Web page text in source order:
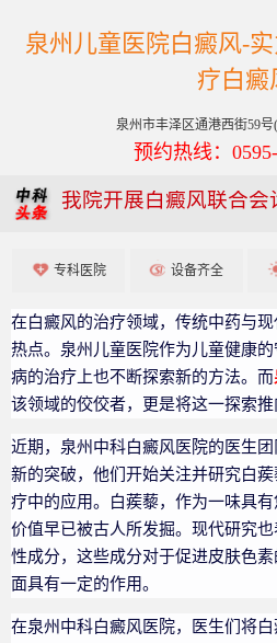
泉州儿童医院白癜风-
疗白癜
泉州市丰泽区通港西街59
预约热线：
我院开展白癜风联合
专科医院 设备齐全
在白癜风的治疗领域，传统中药与
热点。泉州儿童医院作为儿童健康
病的治疗上也不断探索新的方法。而
该领域的佼佼者，更是将这一探索推
近期，泉州中科白癜风医院的医生
新的突破，他们开始关注并研究白
疗中的应用。白蒺藜，作为一味具
价值早已被古人所发掘。现代研究
性成分，这些成分对于促进皮肤色
面具有一定的作用。
在泉州中科白癜风医院，医生们将